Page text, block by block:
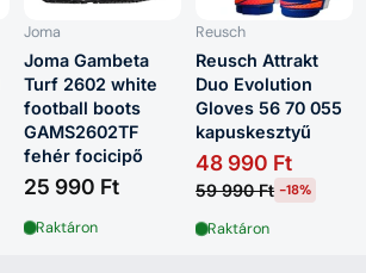
Joma
Joma Gambeta
Turf 2602 white
football boots
GAMS2602TF
fehér focicipő
25 990 Ft
Raktáron
Reusch
Reusch Attrakt
Duo Evolution
Gloves 56 70 055
kapuskesztyű
48 990 Ft
59 990 Ft -18%
Raktáron